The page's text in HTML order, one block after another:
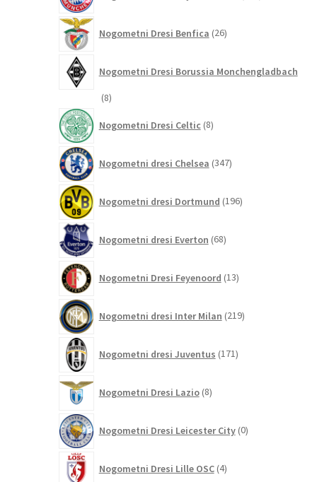
Nogometni Dresi Benfica 26izdelkov
Nogometni Dresi Borussia Monchengladbach
88
Nogometni Dresi Celtic 8izdelkov
Nogometni dresi Chelsea 347izdelkov
Nogometni dresi Dortmund 196izdelkov
Nogometni dresi Everton 68izdelkov
Nogometni Dresi Feyenoord 13izdelkov
Nogometni dresi Inter Milan 219izdelkov
Nogometni dresi Juventus 171izdelkov
Nogometni Dresi Lazio 8izdelkov
Nogometni Dresi Leicester City 0izdelkov
Nogometni Dresi Lille OSC 4izdelki